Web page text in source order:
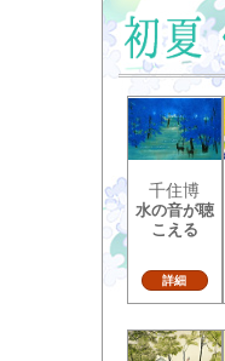
千住博
水の音が聴
こえる
詳細